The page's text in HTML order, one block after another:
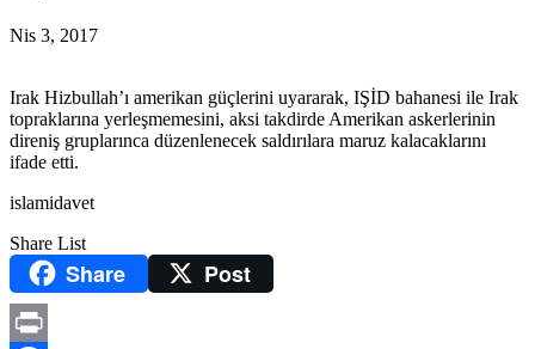
Nis 3, 2017
Irak Hizbullah’ı amerikan güçlerini uyararak, IŞİD bahanesi ile Irak
topraklarına yerleşmemesini, aksi takdirde Amerikan askerlerinin
direniş gruplarınca düzenlenecek saldırılara maruz kalacaklarını
ifade etti.
islamidavet
Share List
Share Post